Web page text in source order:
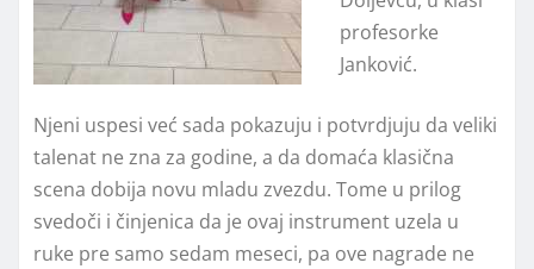
profesorke
Janković.
Njeni uspesi već sada pokazuju i potvrdjuju da veliki
talenat ne zna za godine, a da domaća klasična
scena dobija novu mladu zvezdu. Tome u prilog
svedoči i činjenica da je ovaj instrument uzela u
ruke pre samo sedam meseci, pa ove nagrade ne